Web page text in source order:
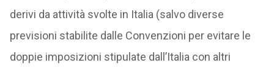
derivi da attività svolte in Italia (salvo diverse
previsioni stabilite dalle Convenzioni per evitare le
doppie imposizioni stipulate dall’Italia con altri